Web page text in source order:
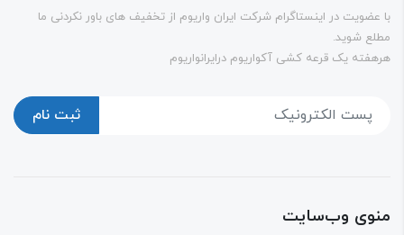
در اینستاگرام شرکت ایران واریوم از تخفیف های باور نکردنی ما
شوید.
یک قرعه کشی آکواریوم درایرانواریوم
ثبت نام
وب‌سایت